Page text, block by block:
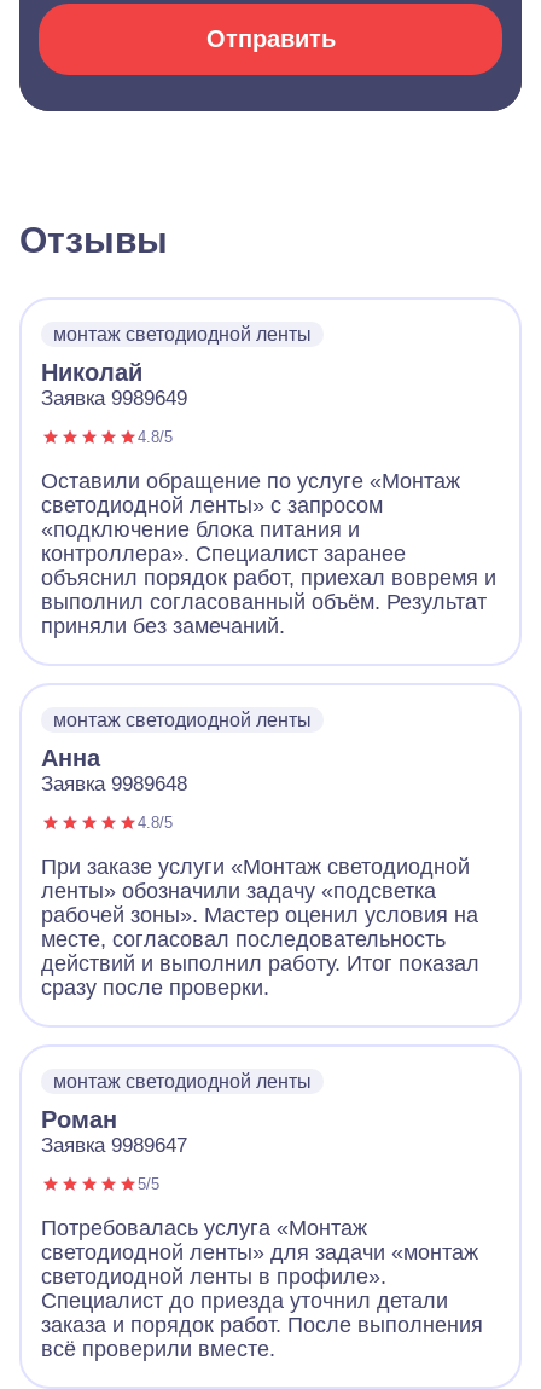
Отправить
Отзывы
монтаж светодиодной ленты
Николай
Заявка 9989649
4.8/5
Оставили обращение по услуге «Монтаж
светодиодной ленты» с запросом
«подключение блока питания и
контроллера». Специалист заранее
объяснил порядок работ, приехал вовремя и
выполнил согласованный объём. Результат
приняли без замечаний.
монтаж светодиодной ленты
Анна
Заявка 9989648
4.8/5
При заказе услуги «Монтаж светодиодной
ленты» обозначили задачу «подсветка
рабочей зоны». Мастер оценил условия на
месте, согласовал последовательность
действий и выполнил работу. Итог показал
сразу после проверки.
монтаж светодиодной ленты
Роман
Заявка 9989647
5/5
Потребовалась услуга «Монтаж
светодиодной ленты» для задачи «монтаж
светодиодной ленты в профиле».
Специалист до приезда уточнил детали
заказа и порядок работ. После выполнения
всё проверили вместе.